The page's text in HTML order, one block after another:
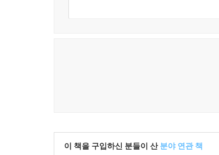
[21:24-27]기 순례 모티브 926
이 책을 구입하신 분들이 산 분야 연관 책